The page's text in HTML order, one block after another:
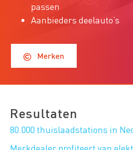
passen
Aanbieders deelauto’s
Merken
Resultaten
80.000 thuislaadstations in